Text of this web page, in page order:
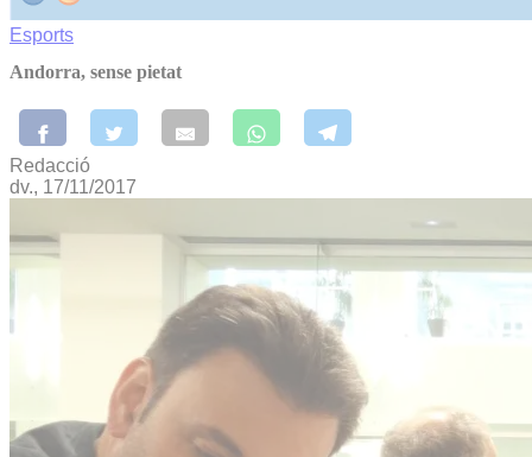
Esports
Andorra, sense pietat
Redacció
dv., 17/11/2017